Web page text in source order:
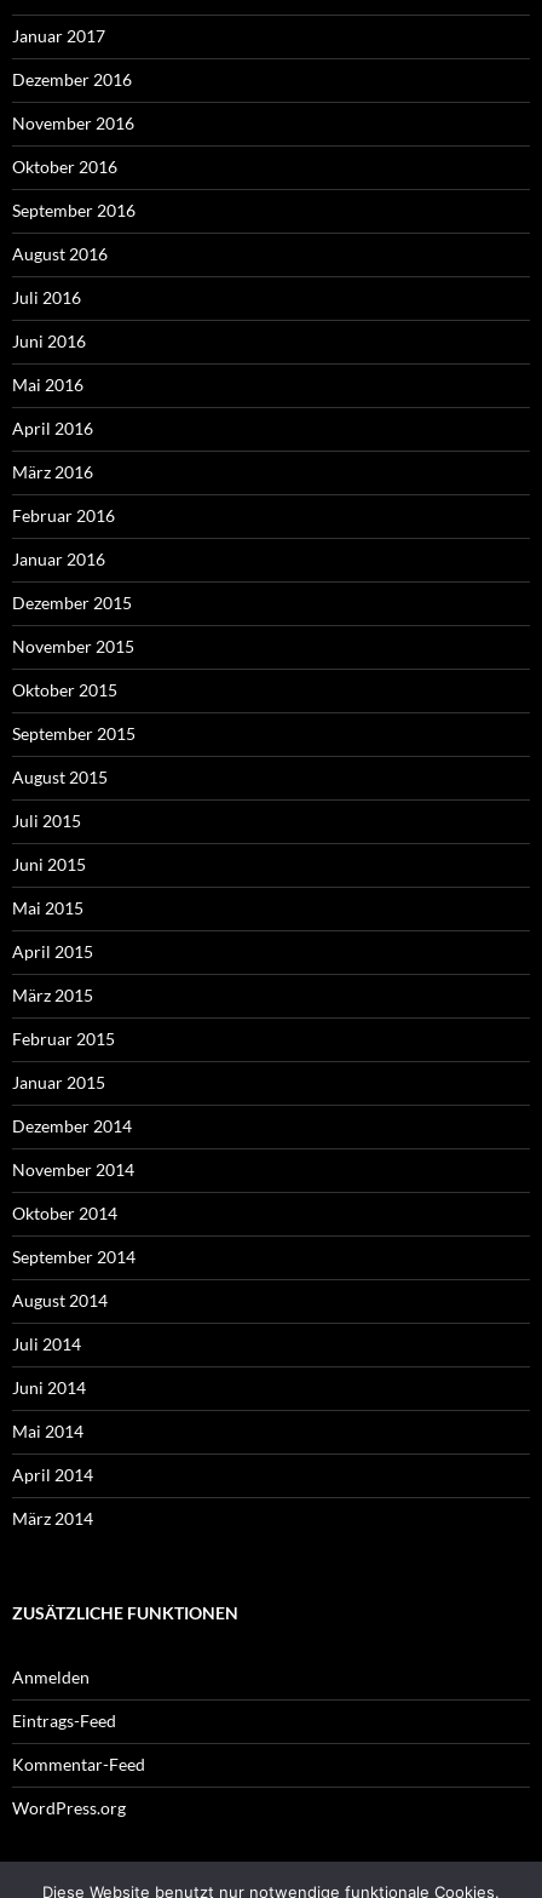
Januar 2017
Dezember 2016
November 2016
Oktober 2016
September 2016
August 2016
Juli 2016
Juni 2016
Mai 2016
April 2016
März 2016
Februar 2016
Januar 2016
Dezember 2015
November 2015
Oktober 2015
September 2015
August 2015
Juli 2015
Juni 2015
Mai 2015
April 2015
März 2015
Februar 2015
Januar 2015
Dezember 2014
November 2014
Oktober 2014
September 2014
August 2014
Juli 2014
Juni 2014
Mai 2014
April 2014
März 2014
ZUSÄTZLICHE FUNKTIONEN
Anmelden
Eintrags-Feed
Kommentar-Feed
WordPress.org
Diese Website benutzt nur notwendige funktionale Cookies.